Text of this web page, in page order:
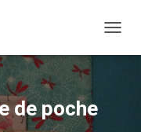
de poche